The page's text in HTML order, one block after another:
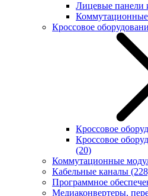
Лицевые панели
Коммутационные
Кроссовое
Кроссовое
Кроссовое
(20)
Коммутационные
Кабельные каналы
Программное
Медиаконвертеры,